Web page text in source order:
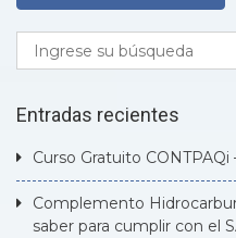
Entradas recientes
Curso Gratuito
Complemento
saber para cumplir con el